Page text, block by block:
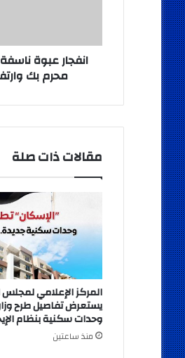
بك
وارتفاع
الى
انفجار عبوة
محرم بك
مقالات ذات صلة
المركز الإعلامي لمجلس
يستعرض تفاصيل طرح
وحدات سكنية بنظام
منذ ساعتين